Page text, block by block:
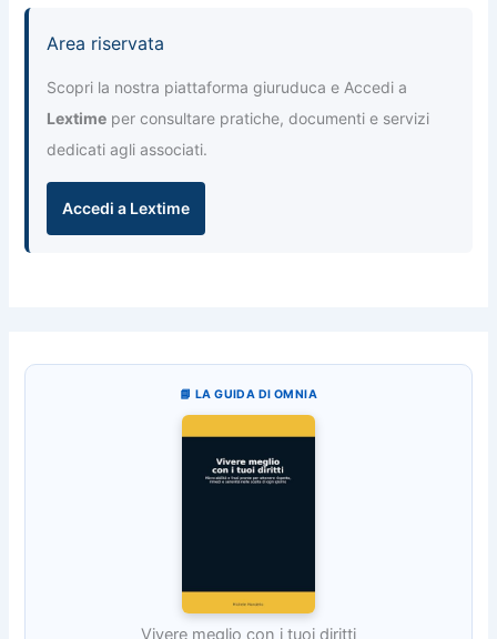
Area riservata
Scopri la nostra piattaforma giuruduca e Accedi a
Lextime per consultare pratiche, documenti e servizi
dedicati agli associati.
Accedi a Lextime
📘 LA GUIDA DI OMNIA
Vivere meglio con i tuoi diritti